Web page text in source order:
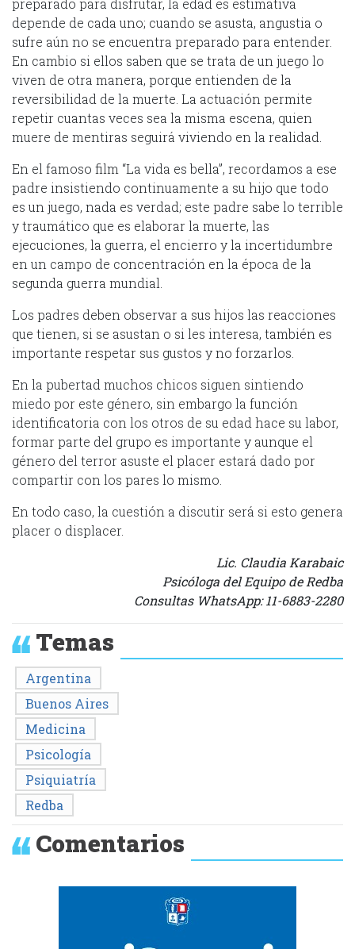
preparado para disfrutar, la edad es estimativa
depende de cada uno; cuando se asusta, angustia o
sufre aún no se encuentra preparado para entender.
En cambio si ellos saben que se trata de un juego lo
viven de otra manera, porque entienden de la
reversibilidad de la muerte. La actuación permite
repetir cuantas veces sea la misma escena, quien
muere de mentiras seguirá viviendo en la realidad.
En el famoso film “La vida es bella”, recordamos a ese
padre insistiendo continuamente a su hijo que todo
es un juego, nada es verdad; este padre sabe lo terrible
y traumático que es elaborar la muerte, las
ejecuciones, la guerra, el encierro y la incertidumbre
en un campo de concentración en la época de la
segunda guerra mundial.
Los padres deben observar a sus hijos las reacciones
que tienen, si se asustan o si les interesa, también es
importante respetar sus gustos y no forzarlos.
En la pubertad muchos chicos siguen sintiendo
miedo por este género, sin embargo la función
identificatoria con los otros de su edad hace su labor,
formar parte del grupo es importante y aunque el
género del terror asuste el placer estará dado por
compartir con los pares lo mismo.
En todo caso, la cuestión a discutir será si esto genera
placer o displacer.
Lic. Claudia Karabaic
Psicóloga del Equipo de Redba
Consultas WhatsApp: 11-6883-2280
Temas
Argentina
Buenos Aires
Medicina
Psicología
Psiquiatría
Redba
Comentarios